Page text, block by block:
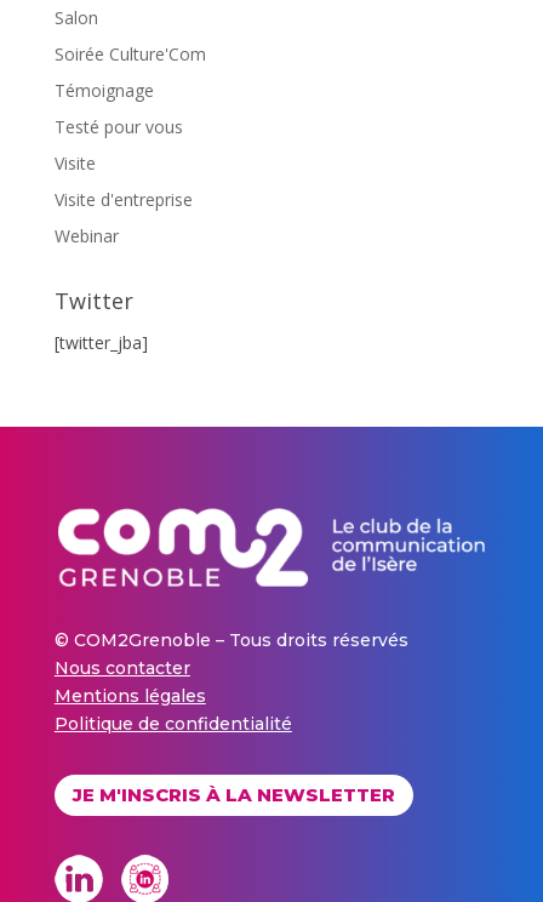
Salon
Soirée Culture'Com
Témoignage
Testé pour vous
Visite
Visite d'entreprise
Webinar
Twitter
[twitter_jba]
© COM2Grenoble – Tous droits réservés
Nous contacter
Mentions légales
Politique de confidentialité
JE M'INSCRIS À LA NEWSLETTER